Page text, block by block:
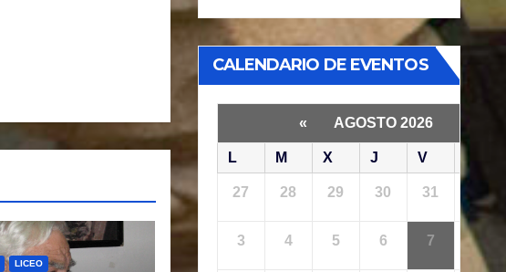
LICEO
CALENDARIO DE EVENTOS
« AGOSTO 2026
L M X J V
27 28 29 30 31
3 4 5 6 7 8